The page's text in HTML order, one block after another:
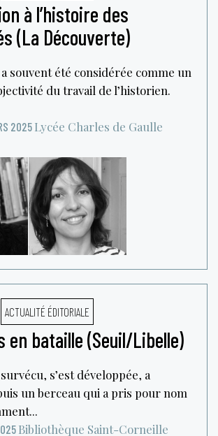
à l’histoire des
(La Découverte)
souvent été considérée comme un
du travail de l’historien.
2025 Lycée Charles de Gaulle
ACTUALITÉ ÉDITORIALE
en bataille (Seuil/Libelle)
s’est développée, a
un berceau qui a pris pour nom
Bibliothèque Saint-Corneille